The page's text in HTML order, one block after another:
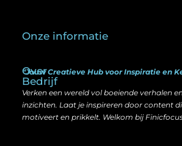
Over
Bedrijf
“Jouw Creatieve Hub voor Inspiratie en
Verken een wereld vol boeiende verhalen
inzichten. Laat je inspireren door content
motiveert en prikkelt. Welkom bij
Onze informatie